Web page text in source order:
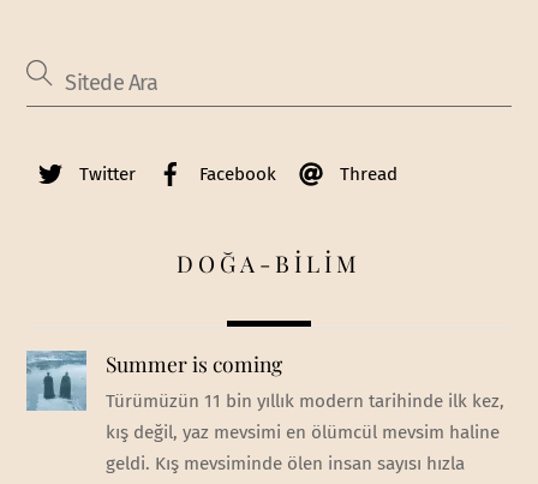
Twitter Facebook Thread
DOĞA-BİLİM
Summer is coming
Türümüzün 11 bin yıllık modern tarihinde ilk kez,
kış değil, yaz mevsimi en ölümcül mevsim haline
geldi. Kış mevsiminde ölen insan sayısı hızla